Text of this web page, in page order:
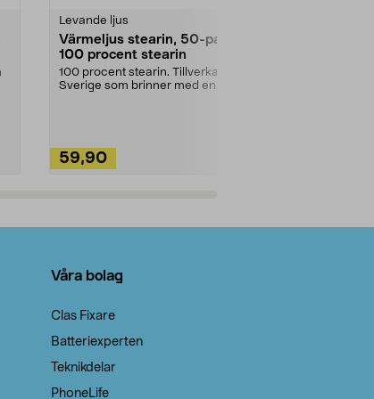
Levande ljus
Värmeljus stearin, 50-pack,
100 procent stearin
100 procent stearin. Tillverkade i
Sverige som brinner med en
59,90
Våra bolag
Clas Fixare
Batteriexperten
Teknikdelar
PhoneLife